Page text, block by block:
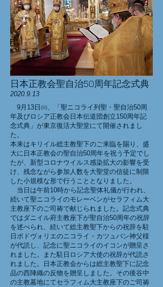
日本正教会聖自治50周年記念式典
2020.9.13
9月13日㈰、「聖ニコライ列聖・聖自治50周
年及びロシア正教会日本伝道団創立150周年記
念式典」が東京復活大聖堂にて開催されまし
た。
本来はキリイル総主教聖下のご来臨を賜り、盛
大に日本正教会の聖自治50周年を祝う予定でし
たが、新型コロナウイルス感染拡大の影響を受
け、残念ながら参加人数を大聖堂の信徒に制限
した小規模な形で行うこととなりました。
当日は午前10時から記念聖体礼儀が行われ、
続いて聖ニコライのモレーベンがセラフィム大
主教座下のご司祷で献じられました。記念式典
ではダニイル府主教座下が聖自治50周年の祝辞
を述べられ、続いて総主教聖下からの祝辞を駐
日ポドヴォリエのニコライ・カツュバン神父様
が代読し、記念に聖ニコライのイコンが贈呈さ
れました。また駐日ロシア大使の祝辞が代読さ
れました。日本正教会からは総主教聖下に記念
品の西陣織の反物を贈呈しました。その後谷中
の主教墓地にてセラフィム大主教座下のご司祷